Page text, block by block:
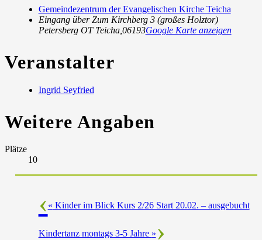
Gemeindezentrum der Evangelischen Kirche Teicha
Eingang über Zum Kirchberg 3 (großes Holztor)
Petersberg OT Teicha, 06193Google Karte anzeigen
Veranstalter
Ingrid Seyfried
Weitere Angaben
Plätze
10
« Kinder im Blick Kurs 2/26 Start 20.02. – ausgebucht
Kindertanz montags 3-5 Jahre »